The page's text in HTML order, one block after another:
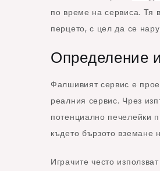
по време на сервиса. Тя
перцето, с цел да се
Определение
Фалшивият сервис е
реалния сервис. Чрез
потенциално печелейки
където бързото вземане
Играчите често